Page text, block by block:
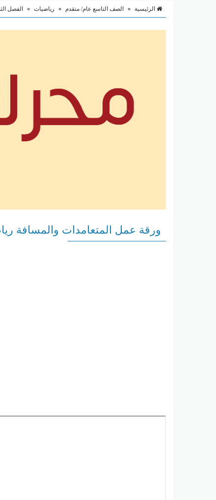
الرئيسية » الصف التاسع عام/ متقدم » رياضيات » الفصل
ورقة عمل المتعامدات والمسافة